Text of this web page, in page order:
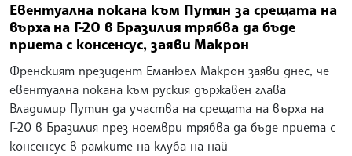
Евентуална покана към Путин за срещата на
върха на Г-20 в Бразилия трябва да бъде
приета с консенсус, заяви Макрон
Френският президент Еманюел Макрон заяви днес, че
евентуална покана към руския държавен глава
Владимир Путин да участва на срещата на върха на
Г-20 в Бразилия през ноември трябва да бъде приета с
консенсус в рамките на клуба на най-